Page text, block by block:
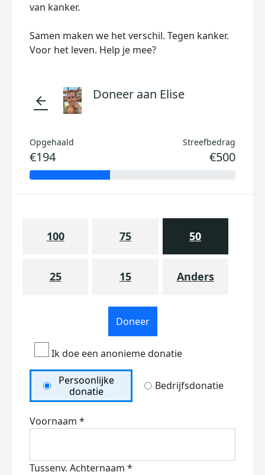
van kanker.
Samen maken we het verschil. Tegen kanker.
Voor het leven. Help je mee?
arrow_back Doneer aan Elise
Opgehaald
€194
Streefbedrag
€500
100 75 50
25 15 Anders
Doneer
Ik doe een anonieme donatie
Persoonlijke
donatie
Bedrijfsdonatie
Voornaam *
Tussenv. Achternaam *